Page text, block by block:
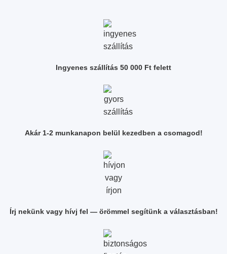
Ingyenes szállítás 50 000 Ft felett
Akár 1-2 munkanapon belül kezedben a csomagod!
Írj nekünk vagy hívj fel — örömmel segítünk a választásban!